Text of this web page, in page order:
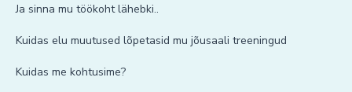
Ja sinna mu töökoht lähebki..
Kuidas elu muutused lõpetasid mu jõusaali treeningud
Kuidas me kohtusime?